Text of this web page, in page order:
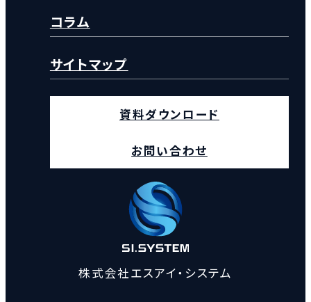
コラム
サイトマップ
資料ダウンロード
お問い合わせ
株式会社エスアイ・システム